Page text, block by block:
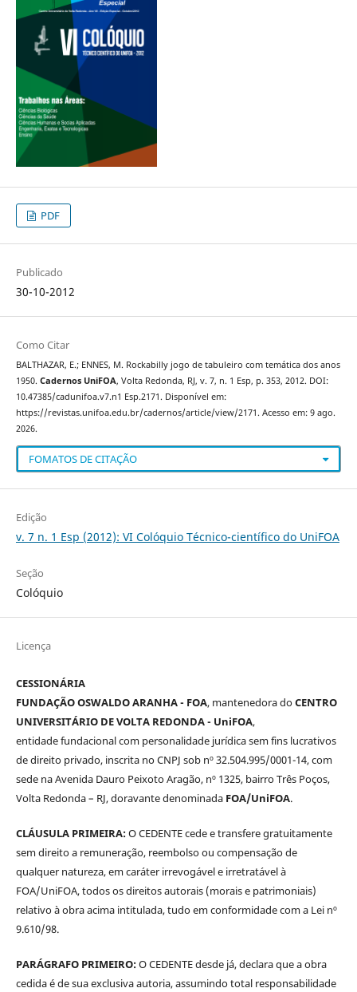
PDF
Publicado
30-10-2012
Como Citar
BALTHAZAR, E.; ENNES, M. Rockabilly jogo de tabuleiro com temática dos anos
1950. Cadernos UniFOA, Volta Redonda, RJ, v. 7, n. 1 Esp, p. 353, 2012. DOI:
10.47385/cadunifoa.v7.n1 Esp.2171. Disponível em:
https://revistas.unifoa.edu.br/cadernos/article/view/2171. Acesso em: 9 ago.
2026.
FOMATOS DE CITAÇÃO
Edição
v. 7 n. 1 Esp (2012): VI Colóquio Técnico-científico do UniFOA
Seção
Colóquio
Licença
CESSIONÁRIA
FUNDAÇÃO OSWALDO ARANHA - FOA, mantenedora doCENTRO
UNIVERSITÁRIO DE VOLTA REDONDA - UniFOA,
entidade fundacional com personalidade jurídica sem fins lucrativos
de direito privado, inscrita no CNPJ sob nº 32.504.995/0001-14, com
sede na Avenida Dauro Peixoto Aragão, nº 1325, bairro Três Poços,
Volta Redonda – RJ, doravante denominada FOA/UniFOA.
CLÁUSULA PRIMEIRA:O CEDENTE cede e transfere gratuitamente
sem direito a remuneração, reembolso ou compensação de
qualquer natureza, em caráter irrevogável e irretratável à
FOA/UniFOA, todos os direitos autorais (morais e patrimoniais)
relativo à obra acima intitulada, tudo em conformidade com a Lei nº
9.610/98.
PARÁGRAFO PRIMEIRO:O CEDENTE desde já, declara que a obra
cedida é de sua exclusiva autoria, assumindo total responsabilidade